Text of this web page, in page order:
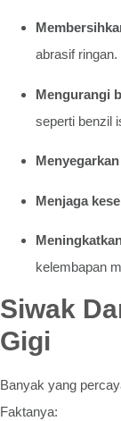
abrasif ringan.
Mengurangi
seperti benzil
Menjaga
kelembapan
Siwak
Gigi
Banyak yang
Faktanya: